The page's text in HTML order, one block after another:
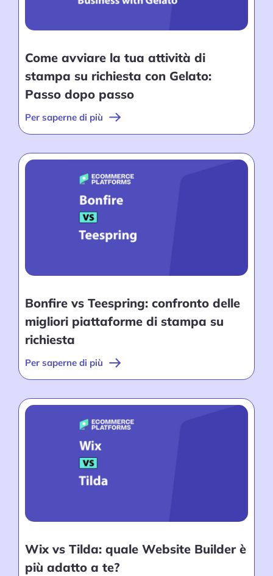
Come avviare la tua attività di
stampa su richiesta con Gelato:
Passo dopo passo
Per saperne di più
Bonfire vs Teespring: confronto delle
migliori piattaforme di stampa su
richiesta
Per saperne di più
Wix vs Tilda: quale Website Builder è
più adatto a te?